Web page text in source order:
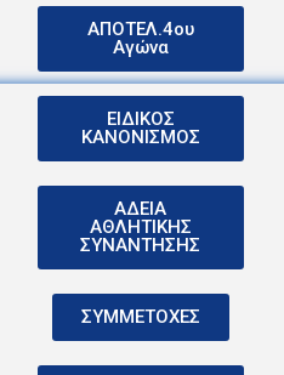
ΑΠΟΤΕΛ.4ου
Αγώνα
ΕΙΔΙΚΟΣ
ΚΑΝΟΝΙΣΜΟΣ
ΑΔΕΙΑ
ΑΘΛΗΤΙΚΗΣ
ΣΥΝΑΝΤΗΣΗΣ
ΣΥΜΜΕΤΟΧΕΣ